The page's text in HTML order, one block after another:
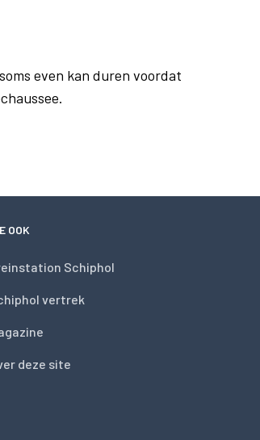
even kan duren voordat
OOK
Schiphol
vertrek
deze site